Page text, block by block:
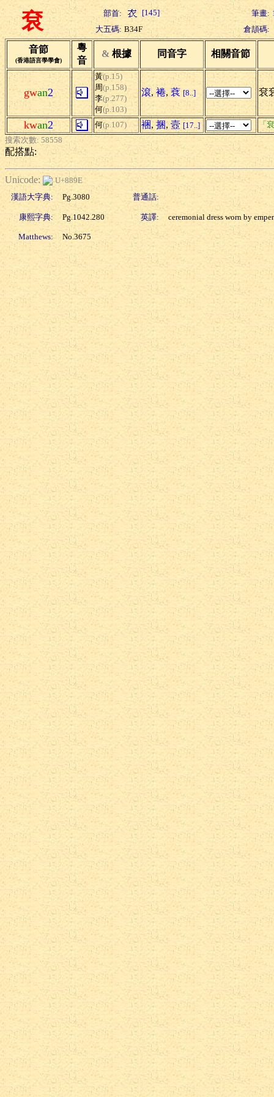
袞 部首: [145] 筆畫:
大五碼: B34F 倉頡碼:
音節
(香港語言學學會)
粵
音
& 根據 同音字 相關音節
gwan2
黃(p.15)
周(p.158)
李(p.277)
何(p.103)
滾, 裷, 蔉 [8..] 袞
kwan2 何(p.107) 裍, 捆, 壼 [17..]
「
搜索次數: 58558
配搭點:
Unicode:
U+889E
漢語大字典:
Pg.3080 普通話:
康熙字典: Pg.1042.280 英譯: ceremonial dress worn by
Matthews: No.3675